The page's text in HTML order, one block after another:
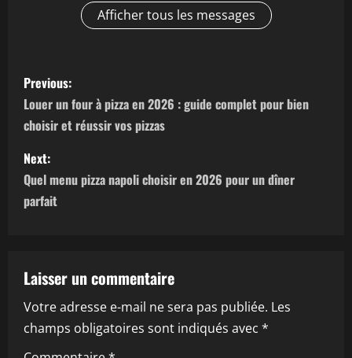
Afficher tous les messages
P
o
s
t
n
v
i
g
Previous:
Louer un four à pizza en 2026 : guide complet pour bien
choisir et réussir vos pizzas
Next:
Quel menu pizza napoli choisir en 2026 pour un dîner
parfait
Laisser un commentaire
Votre adresse e-mail ne sera pas publiée. Les
champs obligatoires sont indiqués avec *